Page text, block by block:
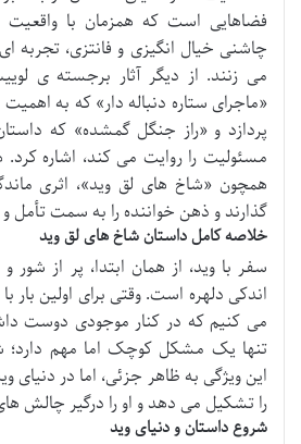
فضاهایی است که همزمان با واقعیت
چاشنی خیال انگیزی و فانتزی، تجربه
می زنند. از دیگر آثار برجسته ی
«ماجرای ستاره دنباله دار» که به
پردازد و «راز جنگل گمشده» که
مسئولیت را روایت می کند، اشاره
همچون «شاخ های لق وید»، اثری
گذارند و ذهن خواننده را به سمت
خلاصه کامل داستان شاخ های لق وید
سفر با وید، از همان ابتدا، پر از شور
اندکی دلهره است. وقتی برای اولین
می کنیم که در کنار موجودی دوست
تنها یک مشکل کوچک اما مهم
این ویژگی به ظاهر جزئی، اما در دنیای
را تشکیل می دهد و او را درگیر چالش
شروع داستان و دنیای وید